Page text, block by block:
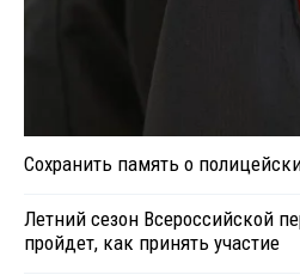
Сохранить память о
Летний сезон Всероссийской
пройдет, как принять участие